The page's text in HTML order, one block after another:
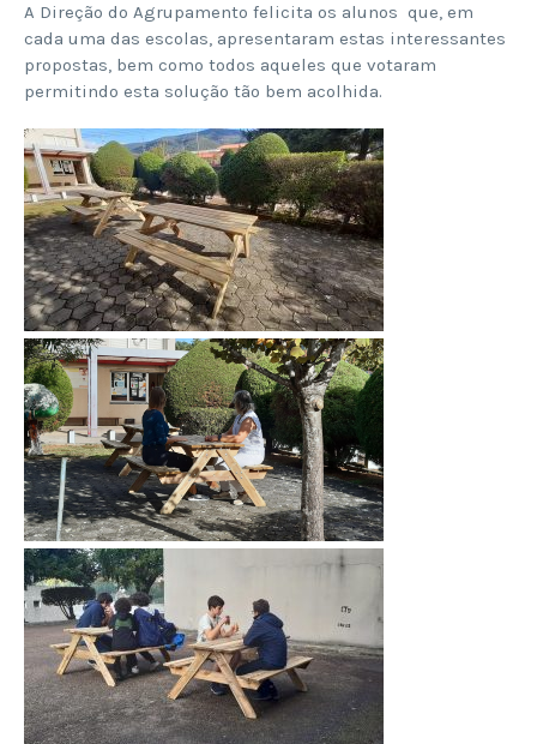
A Direção do Agrupamento felicita os alunos que, em
cada uma das escolas, apresentaram estas interessantes
propostas, bem como todos aqueles que votaram
permitindo esta solução tão bem acolhida.